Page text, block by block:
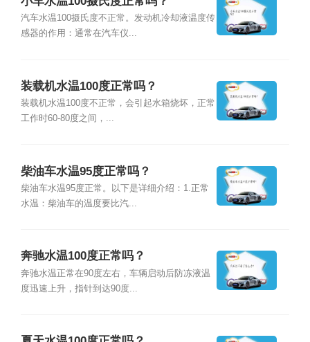
汽车水温100摄氏度不正常。发动机冷却液温度传
感器的作用：通常在汽车仪...
装载机水温100度正常吗？
装载机水温100度不正常，会引起水箱烧坏，正常
工作时60-80度之间，...
柴油车水温95度正常吗？
柴油车水温95度正常。以下是详细介绍：1.正常
水温：柴油车的温度要比汽...
奔驰水温100度正常吗？
奔驰水温正常在90度左右，车辆启动后防冻液温
度迅速上升，指针到达90度...